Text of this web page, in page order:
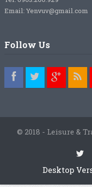
Email: Yenvuv@gmail.com
Follow Us
© 2018 - Leisure &
Desktop